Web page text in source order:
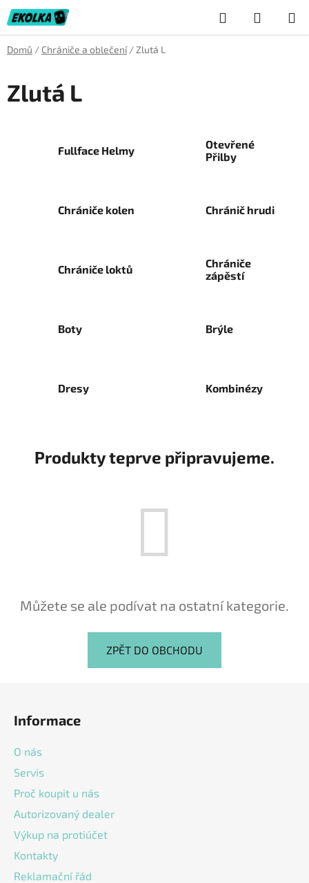
Přejít
na
obsah
Hledat
KOŠÍK
Domů / Chrániče a oblečení / Zlutá L
Zlutá L
Fullface Helmy
Otevřené
Přilby
Chrániče kolen Chránič hrudi
Chrániče loktů
Chrániče
zápěstí
Boty Brýle
Dresy Kombinézy
Produkty teprve připravujeme.
Můžete se ale podívat na ostatní kategorie.
ZPĚT DO OBCHODU
Informace
O nás
Servis
Proč koupit u nás
Autorizovaný dealer
Výkup na protiúčet
Kontakty
Reklamační řád